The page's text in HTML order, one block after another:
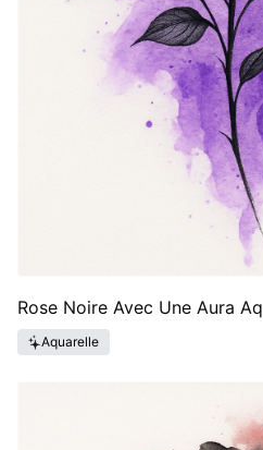
Rose Noire Avec Une Aura
Aquarelle